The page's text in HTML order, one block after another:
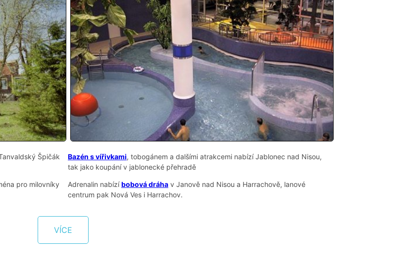
Špičák
pro milovníky
Bazén s vířivkami, tobogánem a dalšími atrakcemi nabízí Jablonec nad Nisou,
tak jako koupání v jablonecké přehradě
Adrenalin nabízíbobová dráha v Janově nad Nisou a Harrachově, lanové
centrum pak Nová Ves i Harrachov.
VÍCE